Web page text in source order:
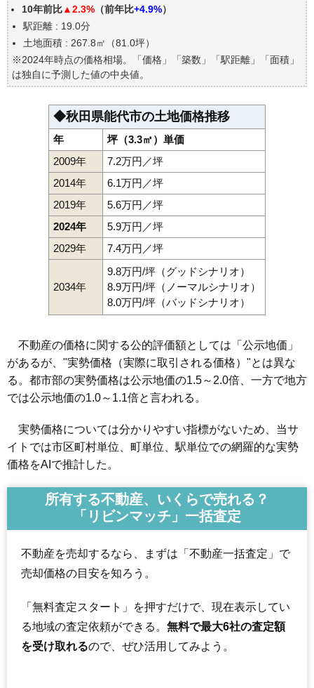
エリアの将来性を人口予想から検討しよう
自分の年収でいくらの不動産が買える？
10年前比▲2.3% （前年比+4.9%）
駅距離 : 19.0分
土地面積 : 267.8㎡（81.0坪）
※2024年時点の価格相場。「価格」「築数」「駅距離」「面積」
は独自に予測した値の中央値。
◆秋田県能代市の土地価格推移
年
坪（3.3㎡）単価
2009年
7.2万円／坪
2014年
6.1万円／坪
2019年
5.6万円／坪
2024年
5.9万円／坪
2029年
7.4万円／坪
2034年
9.8万円/坪（グッドシナリオ）
8.9万円/坪（ノーマルシナリオ）
8.0万円/坪（バッドシナリオ）
不動産の価格に関する公的評価額としては「公示地価」
があるが、"実勢価格（実際に取引される価格）"とは異な
る。都市部の実勢価格は公示地価の1.5～2.0倍、一方で地方
では公示地価の1.0～1.1倍と言われる。
実勢価格については分かりやすい指標がないため、当サ
イトでは市区町村単位、町単位、駅単位での網羅的な実勢
価格をAIで推計した。
所有する不動産、いくらで売れる？
「リビンマッチ」一括査定
不動産を売却するなら、まずは「不動産一括査定」で
売却価格の目安を知ろう。
「無料査定スタート」を押すだけで、現在表示してい
る地域の査定依頼ができる。 無料で最大6社の査定額
を受け取れるので、ぜひ活用してみよう。